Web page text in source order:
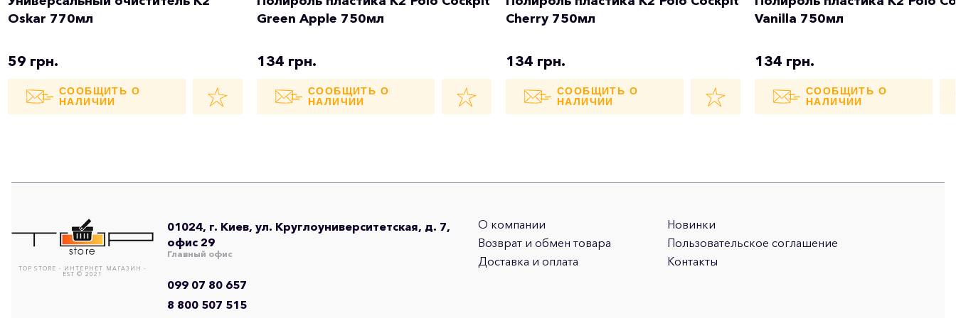
Oskar 770мл
59 грн.
СООБЩИТЬ О
НАЛИЧИИ
Green Apple 750мл
134 грн.
СООБЩИТЬ О
НАЛИЧИИ
Cherry 750мл
134 грн.
СООБЩИТЬ О
НАЛИЧИИ
Vanilla 750мл
134 грн.
СООБЩИТЬ О
НАЛИЧИИ
TOP STORE - ИНТЕРНЕТ МАГАЗИН -
EST © 2021
01024, г. Киев, ул. Круглоуниверситетская, д. 7,
офис 29
Главный офис
099 07 80 657
8 800 507 515
О компании
Возврат и обмен товара
Доставка и оплата
Новинки
Пользовательское соглашение
Контакты